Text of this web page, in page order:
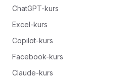
ChatGPT-kurs
Excel-kurs
Copilot-kurs
Facebook-kurs
Claude-kurs